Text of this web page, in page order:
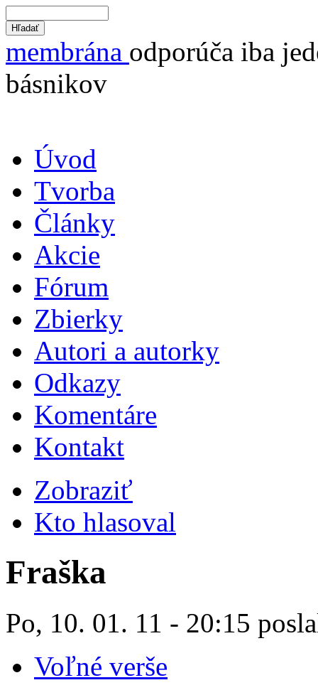
membrána odporúča iba
básnikov
Úvod
Tvorba
Články
Akcie
Fórum
Zbierky
Autori a autorky
Odkazy
Komentáre
Kontakt
Zobraziť
Kto hlasoval
Fraška
Po, 10. 01. 11 - 20:15
Voľné verše